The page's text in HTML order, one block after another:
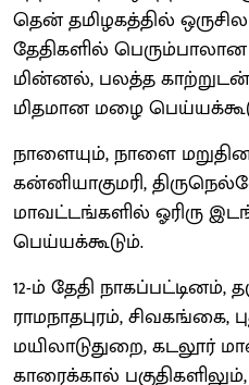
தென் தமிழகத்தில் ஒருசில
தேதிகளில்
மின்னல், பலத்த காற்றுடன்
மிதமான மழை
நாளையும், நாளை
கன்னியாகுமரி,
மாவட்டங்களில் ஓரிரு
பெய்யக்கூடும்.
12-ம் தேதி நாகப்பட்டினம்,
ராமநாதபுரம், சிவகங்கை,
மயிலாடுதுறை, கடலூர்
காரைக்கால்